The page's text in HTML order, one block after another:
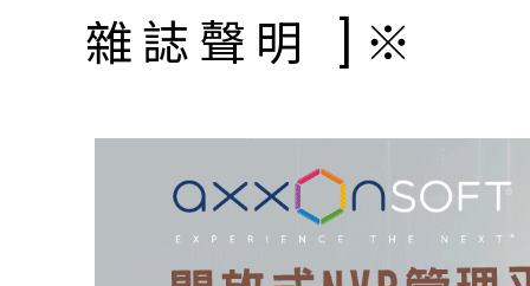
雜誌聲明 ]※